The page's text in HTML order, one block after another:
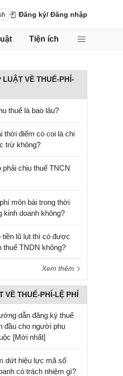
Đăng ký/ Đăng nhập
Tiện ích
VỀ THUẾ-PHÍ-
thuế là bao lâu?
thời điểm có coi là chi
trừ không?
phải chịu thuế TNCN
môn bài trong thời
kinh doanh không?
tiền lũ lụt thì có được
thuế TNDN không?
Xem thêm
VỀ THUẾ-PHÍ-LỆ PHÍ
dẫn đăng ký thuế
đầu cho người phụ
[Mới nhất]
dứt hiệu lực mã số
có trách nhiệm gì?